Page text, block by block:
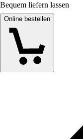
Bequem liefern lassen
Online bestellen